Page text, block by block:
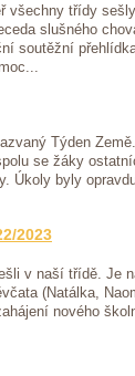
všechny třídy
slušného
soutěžní
Týden
se žáky
Úkoly byly
2023
v naší třídě. Je
(Natálka,
nového